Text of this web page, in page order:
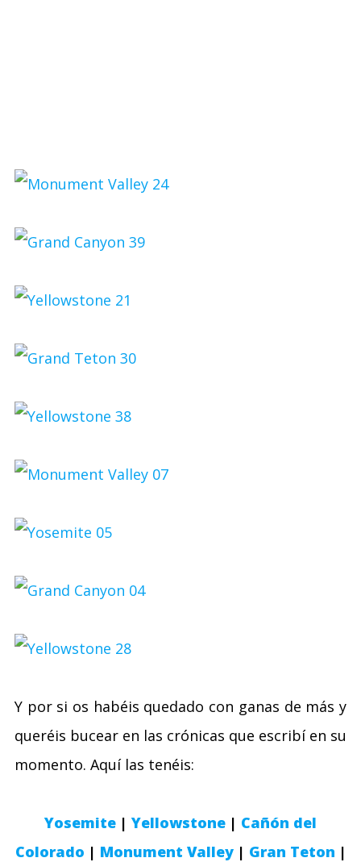
Y por si os habéis quedado con ganas de más y
queréis bucear en las crónicas que escribí en su
momento. Aquí las tenéis:
Yosemite | Yellowstone | Cañón del
Colorado | Monument Valley| Gran Teton |